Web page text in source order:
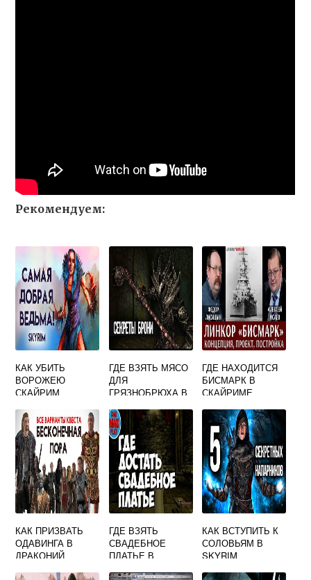
Рекомендуем:
КАК УБИТЬ
ВОРОЖЕЮ
СКАЙРИМ
ГДЕ ВЗЯТЬ МЯСО
ДЛЯ
ГРЯЗНОБРЮХА В
ГДЕ НАХОДИТСЯ
БИСМАРК В
СКАЙРИМЕ
КАК ПРИЗВАТЬ
ОДАВИНГА В
ДРАКОНИЙ
ГДЕ ВЗЯТЬ
СВАДЕБНОЕ
ПЛАТЬЕ В
КАК ВСТУПИТЬ К
СОЛОВЬЯМ В
SKYRIM